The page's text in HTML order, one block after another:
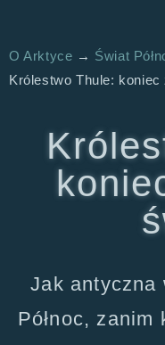
O Arktyce → Świat
Królestwo Thule: koniec
Jak antyczna
Północ, zanim